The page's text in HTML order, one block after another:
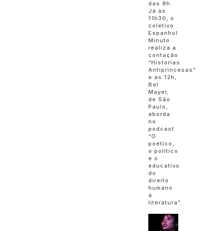
das 9h.
Já às
11h30, o
coletivo
Espanhol
Minuto
realiza a
contação
“Histórias
Antiprincesas”
e às 12h,
Bel
Mayer,
de São
Paulo,
aborda
no
podcast
“O
poético,
o político
e o
educativo
do
direito
humano
à
literatura”.